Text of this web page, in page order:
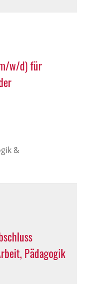
w/d) für
&
Pädagogik